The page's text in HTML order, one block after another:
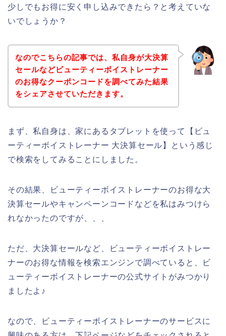
少しでもお得に安く申し込みできたら？と考えていな
いでしょうか？
なのでこちらの記事では、私自身が大決算
セールなどビューティーボイストレーナー
のお得なクーポンコードを調べてみた結果
をシェアさせていただきます。
まず、私自身は、家にあるタブレットを使って【ビュ
ーティーボイストレーナー 大決算セール】という感じ
で検索をしてみることにしました。
その結果、ビューティーボイストレーナーのお得な大
決算セールやキャンペーンコードなどを私はみつけら
れなかったのですが、、、
ただ、大決算セールなど、ビューティーボイストレー
ナーのお得な情報を検索エンジンで調べていると、ビ
ューティーボイストレーナーの公式サイトがみつかり
ましたよ♪
なので、ビューティーボイストレーナーのサービスに